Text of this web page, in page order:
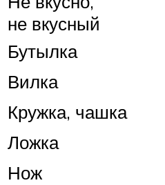
не вкусный
Бутылка
Вилка
Кружка, чашка
Ложка
Нож